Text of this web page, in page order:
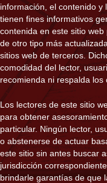
información, el contenido y
tienen fines informativos
contenida en este sitio
de otro tipo más
sitios web de terceros.
comodidad del lector,
recomienda ni respalda los
Los lectores de este sitio
para obtener
particular. Ningún lector,
o abstenerse de actuar
este sitio sin antes buscar
jurisdicción
brindarle garantías de que